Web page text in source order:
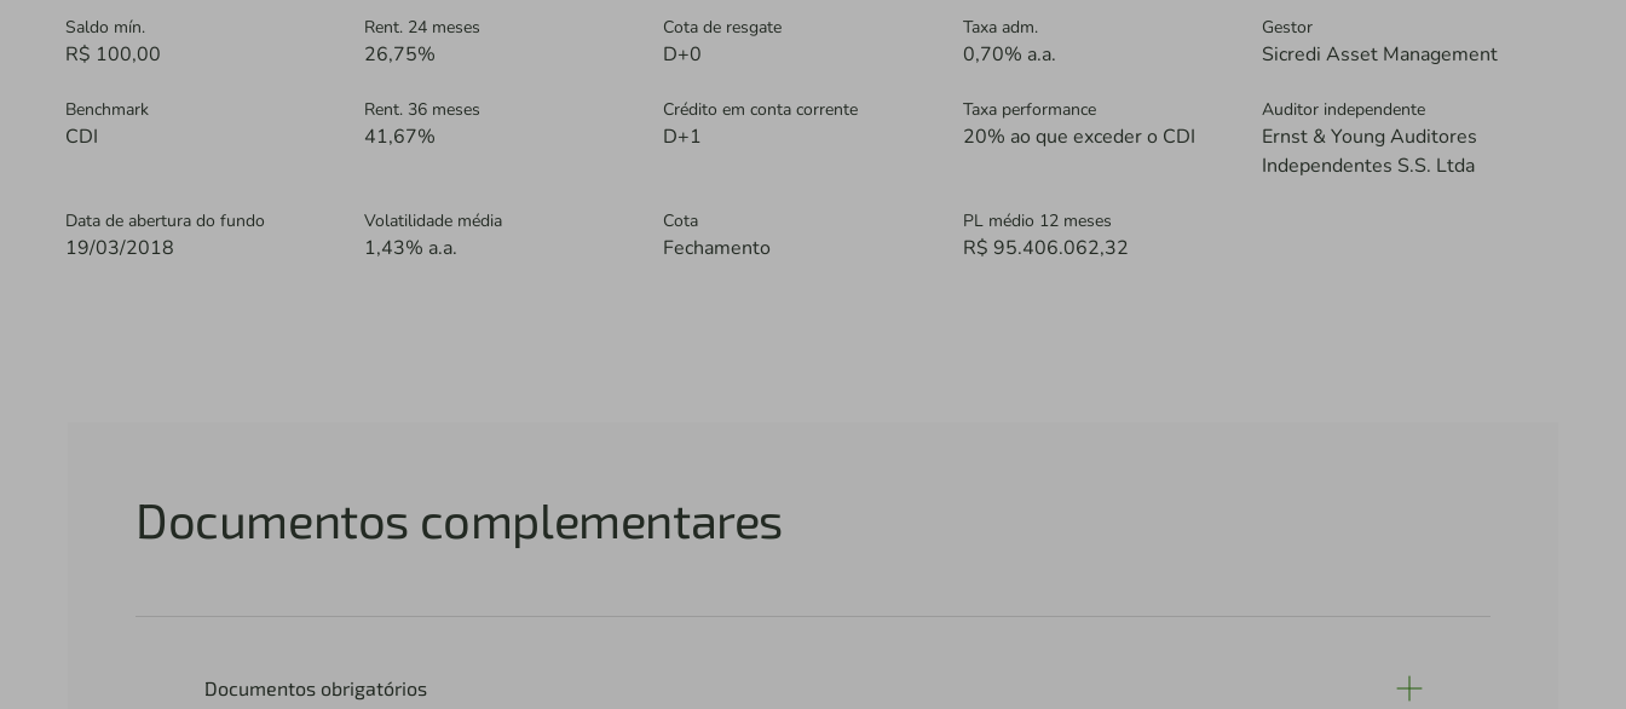
Saldo mín.
R$ 100,00
Rent. 24 meses
26,75%
Cota de resgate
D+0
Taxa adm.
0,70% a.a.
Gestor
Sicredi Asset Management
Benchmark
CDI
Rent. 36 meses
41,67%
Crédito em conta corrente
D+1
Taxa performance
20% ao que exceder o CDI
Auditor independente
Ernst & Young Auditores
Independentes S.S. Ltda
Data de abertura do fundo
19/03/2018
Volatilidade média
1,43% a.a.
Cota
Fechamento
PL médio 12 meses
R$ 95.406.062,32
Documentos complementares
Documentos obrigatórios